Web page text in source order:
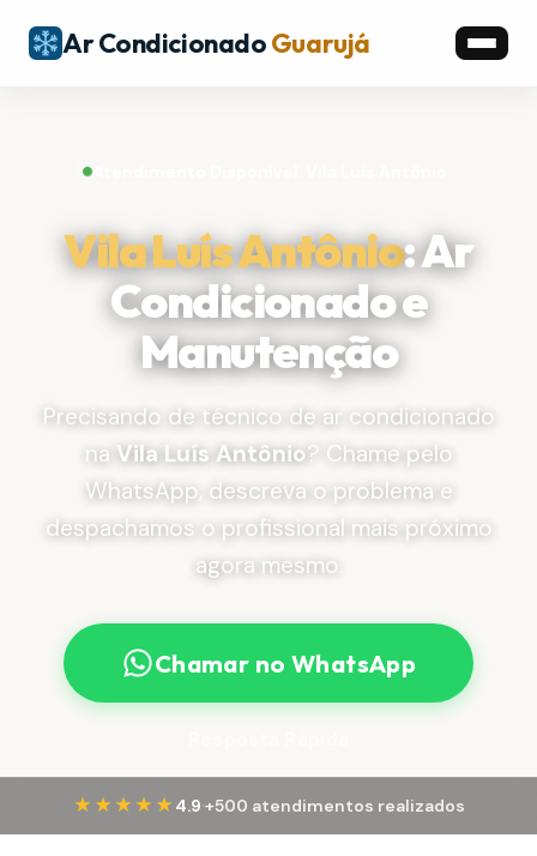
Ar CondicionadoGuarujá
Atendimento Disponível: Vila Luís Antônio
Vila Luís Antônio: Ar
Condicionado e
Manutenção
Precisando de técnico de ar condicionado
na Vila Luís Antônio? Chame pelo
WhatsApp, descreva o problema e
despachamos o profissional mais próximo
agora mesmo.
Chamar no WhatsApp
★★★★★ 4.9·+500 atendimentos realizados